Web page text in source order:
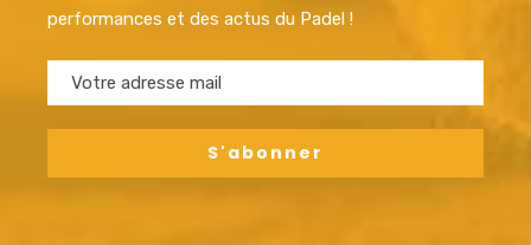
performances et des actus du Padel !